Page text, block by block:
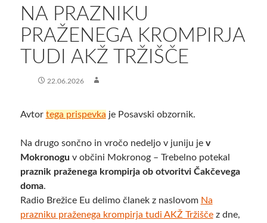
NA PRAZNIKU
PRAŽENEGA KROMPIRJA
TUDI AKŽ TRŽIŠČE
22.06.2026
Avtor tega prispevka je Posavski obzornik.
Na drugo sončno in vročo nedeljo v juniju je v
Mokronogu v občini Mokronog – Trebelno potekal
praznik praženega krompirja ob otvoritvi Čakčevega
doma.
Radio Brežice Eu delimo članek z naslovom Na
prazniku praženega krompirja tudi AKŽ Tržiščez dne,